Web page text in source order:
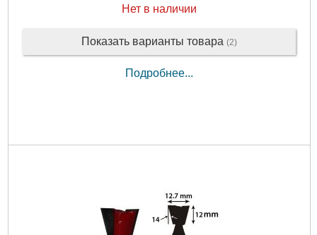
Нет в наличии
Показать варианты товара (2)
Подробнее...